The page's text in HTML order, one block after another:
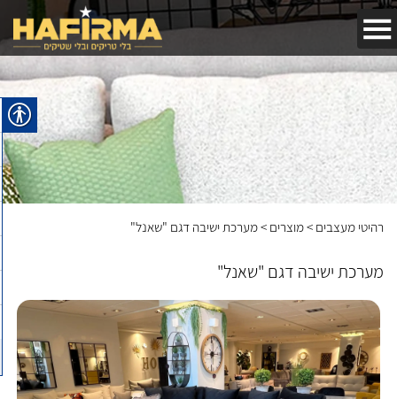
חפשו באתר
רהיטי מעצבים >מוצרים >מערכת ישיבה דגם "שאנל"
מערכת ישיבה דגם "שאנל"